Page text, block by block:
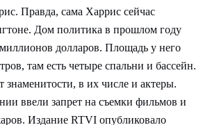
Правда, сама Харрис сейчас
Дом политика в прошлом году
долларов. Площадь у него
там есть четыре спальни и бассейн.
знаменитости, в их числе и актеры.
ввели запрет на съемки фильмов и
Издание RTVI опубликовало